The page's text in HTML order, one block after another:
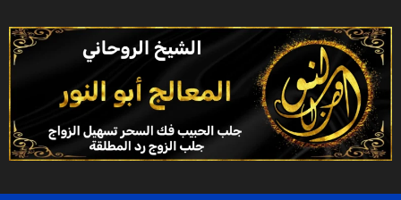
إلى
المحتوى